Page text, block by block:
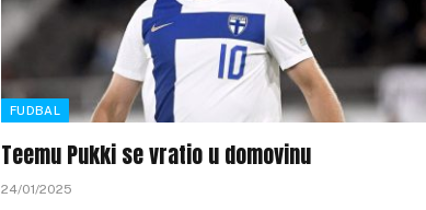
FUDBAL
Teemu Pukki se vratio u domovinu
24/01/2025